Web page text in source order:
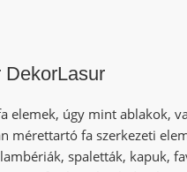
DekorLasur
elemek, úgy mint ablakok,
mérettartó fa szerkezeti
spaletták, kapuk,